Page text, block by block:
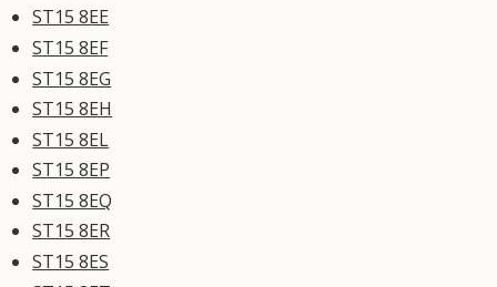
ST15 8EE
ST15 8EF
ST15 8EG
ST15 8EH
ST15 8EL
ST15 8EP
ST15 8EQ
ST15 8ER
ST15 8ES